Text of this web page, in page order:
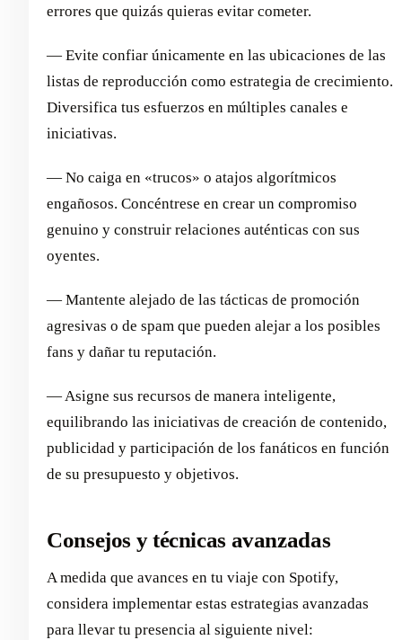
errores que quizás quieras evitar cometer.
— Evite confiar únicamente en las ubicaciones de las
listas de reproducción como estrategia de crecimiento.
Diversifica tus esfuerzos en múltiples canales e
iniciativas.
— No caiga en «trucos» o atajos algorítmicos
engañosos. Concéntrese en crear un compromiso
genuino y construir relaciones auténticas con sus
oyentes.
— Mantente alejado de las tácticas de promoción
agresivas o de spam que pueden alejar a los posibles
fans y dañar tu reputación.
— Asigne sus recursos de manera inteligente,
equilibrando las iniciativas de creación de contenido,
publicidad y participación de los fanáticos en función
de su presupuesto y objetivos.
Consejos y técnicas avanzadas
A medida que avances en tu viaje con Spotify,
considera implementar estas estrategias avanzadas
para llevar tu presencia al siguiente nivel: